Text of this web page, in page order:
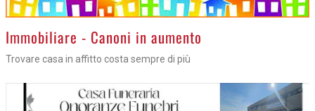
>Immobiliare - Canoni in aumento
Trovare casa in affitto costa sempre di più